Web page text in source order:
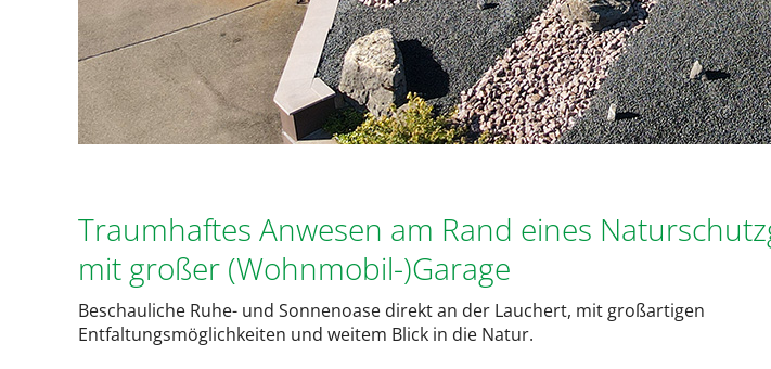
Traumhaftes Anwesen am Rand eines
mit großer (Wohnmobil-)Garage
Beschauliche Ruhe- und Sonnenoase direkt an der Lauchert, mit großartigen
Entfaltungsmöglichkeiten und weitem Blick in die Natur.